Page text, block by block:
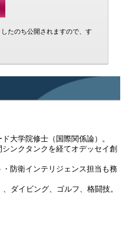
たのち公開されますので、す
大学院修士（国際関係論）。
ンクタンクを経てオデッセイ創
防衛インテリジェンス担当も務
ダイビング、ゴルフ、格闘技。